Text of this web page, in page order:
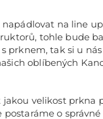
na line
tohle bude
prknem, tak si u
oblíbených
velikost prkna
o